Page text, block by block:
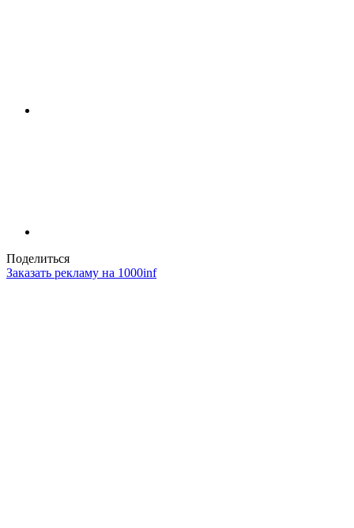
Поделиться
Заказать рекламу на 1000inf